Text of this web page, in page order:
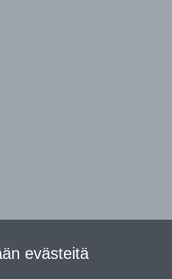
evästeitä